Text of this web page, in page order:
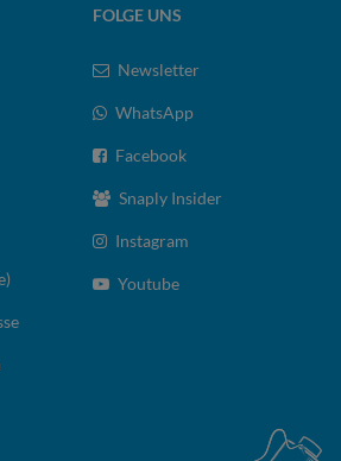
FOLGE UNS
Newsletter
WhatsApp
Facebook
Snaply Insider
Instagram
Youtube